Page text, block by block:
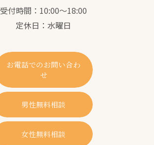
受付時間：10:00～18:00
定休日：水曜日
お電話でのお問い合わ
せ
男性無料相談
女性無料相談